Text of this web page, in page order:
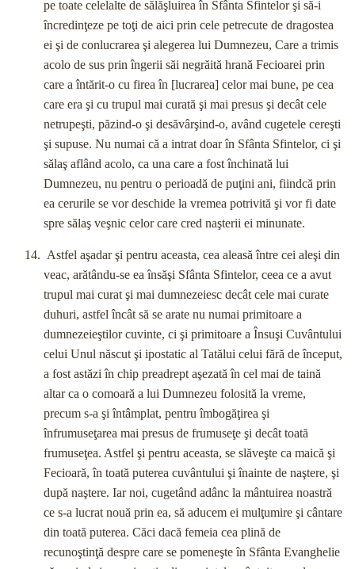
pe toate celelalte de sălăşluirea în Sfânta Sfintelor şi să-i
încredinţeze pe toţi de aici prin cele petrecute de dragostea
ei şi de conlucrarea şi alegerea lui Dumnezeu, Care a trimis
acolo de sus prin îngerii săi negrăită hrană Fecioarei prin
care a întărit-o cu firea în [lucrarea] celor mai bune, pe cea
care era şi cu trupul mai curată şi mai presus şi decât cele
netrupeşti, păzind-o şi desăvârşind-o, având cugetele cereşti
şi supuse. Nu numai că a intrat doar în Sfânta Sfintelor, ci şi
sălaş aflând acolo, ca una care a fost închinată lui
Dumnezeu, nu pentru o perioadă de puţini ani, fiindcă prin
ea cerurile se vor deschide la vremea potrivită şi vor fi date
spre sălaş veşnic celor care cred naşterii ei minunate.
Astfel aşadar şi pentru aceasta, cea aleasă între cei aleşi din
veac, arătându-se ea însăşi Sfânta Sfintelor, ceea ce a avut
trupul mai curat şi mai dumnezeiesc decât cele mai curate
duhuri, astfel încât să se arate nu numai primitoare a
dumnezeieştilor cuvinte, ci şi primitoare a Însuşi Cuvântului
celui Unul născut şi ipostatic al Tatălui celui fără de început,
a fost astăzi în chip preadrept aşezată în cel mai de taină
altar ca o comoară a lui Dumnezeu folosită la vreme,
precum s-a şi întâmplat, pentru îmbogăţirea şi
înfrumuseţarea mai presus de frumuseţe şi decât toată
frumuseţea. Astfel şi pentru aceasta, se slăveşte ca maică şi
Fecioară, în toată puterea cuvântului şi înainte de naştere, şi
după naştere. Iar noi, cugetând adânc la mântuirea noastră
ce s-a lucrat nouă prin ea, să aducem ei mulţumire şi cântare
din toată puterea. Căci dacă femeia cea plină de
recunoştinţă despre care se pomeneşte în Sfânta Evanghelie